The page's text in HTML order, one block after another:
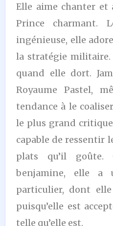
Elle aime chanter et
Prince charmant.
ingénieuse, elle
la stratégie militaire.
quand elle dort.
Royaume Pastel,
tendance à le
le plus grand
capable de ressentir
plats qu’il goûte.
benjamine, elle a
particulier, dont elle
puisqu’elle est
telle qu’elle est.